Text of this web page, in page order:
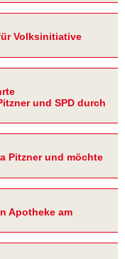
Volksinitiative
und SPD durch
Pitzner und möchte
Apotheke am